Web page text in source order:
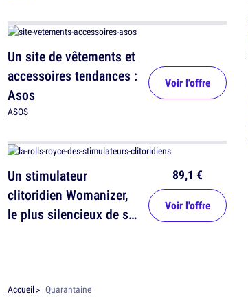
Un site de vêtements et
accessoires tendances :
Asos
ASOS
Voir l'offre
Un stimulateur
clitoridien Womanizer,
le plus silencieux de sa
89,1 €
Voir l'offre
Accueil Quarantaine